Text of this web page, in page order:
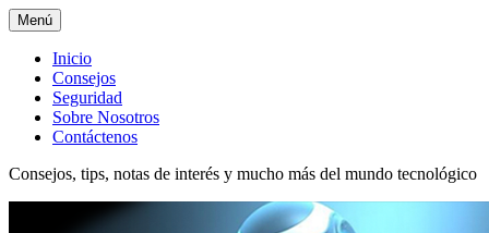
Menú
Menú
superior
Inicio
Consejos
Seguridad
Sobre Nosotros
Contáctenos
Consejos, tips, notas de interés y mucho más del mundo tecnológico